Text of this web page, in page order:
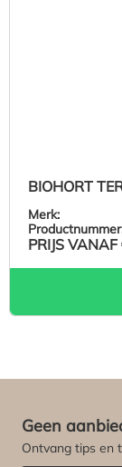
BIOHORT
Merk:
PRIJS VANAF
Geen
Ontvang tips en